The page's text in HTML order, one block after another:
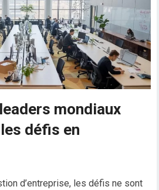
mondiaux
défis en
d’entreprise, les défis ne sont